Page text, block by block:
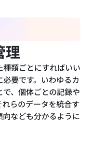
理
類ごとにすればいい
要です。いわゆるカ
、個体ごとの記録や
らのデータを統合す
なども分かるように